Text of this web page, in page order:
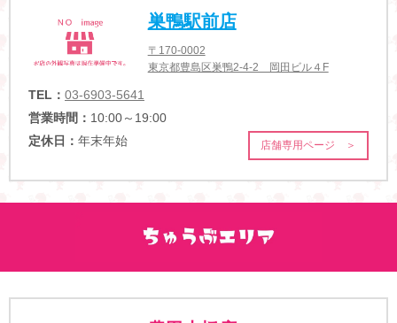
巣鴨駅前店
〒170-0002
東京都豊島区巣鴨2-4-2 岡田ビル４F
TEL： 03-6903-5641
営業時間： 10:00～19:00
定休日： 年末年始 店舗専用ページ ＞